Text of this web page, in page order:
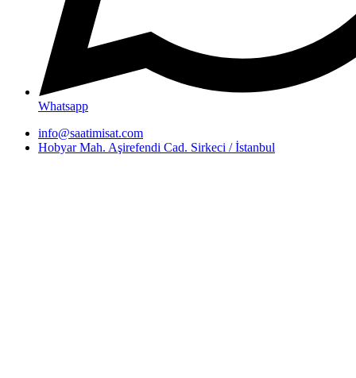
Whatsapp
info@saatimisat.com
Hobyar Mah. Aşirefendi Cad. Sirkeci / İstanbul